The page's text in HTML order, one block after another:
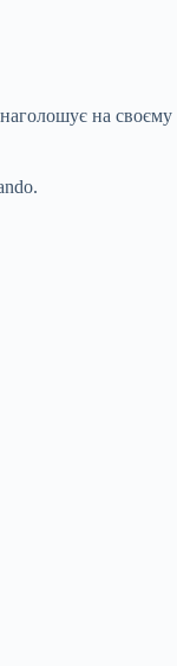
на своєму